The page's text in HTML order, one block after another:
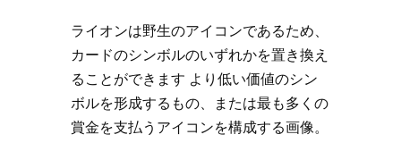
ライオンは野生のアイコンであるため、
カードのシンボルのいずれかを置き換え
ることができます より低い価値のシン
ボルを形成するもの、または最も多くの
賞金を支払うアイコンを構成する画像。